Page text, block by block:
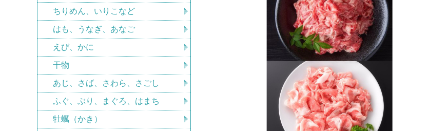
ちりめん、いりこなど
はも、うなぎ、あなご
えび、かに
干物
あじ、さば、さわら、さごし
ふぐ、ぶり、まぐろ、はまち
牡蠣（かき）